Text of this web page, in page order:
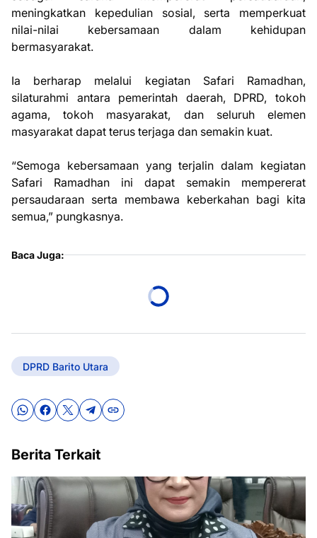
meningkatkan kepedulian sosial, serta memperkuat
nilai-nilai kebersamaan dalam kehidupan
bermasyarakat.
Ia berharap melalui kegiatan Safari Ramadhan,
silaturahmi antara pemerintah daerah, DPRD, tokoh
agama, tokoh masyarakat, dan seluruh elemen
masyarakat dapat terus terjaga dan semakin kuat.
“Semoga kebersamaan yang terjalin dalam kegiatan
Safari Ramadhan ini dapat semakin mempererat
persaudaraan serta membawa keberkahan bagi kita
semua,” pungkasnya.
Baca Juga:
DPRD Barito Utara
Berita Terkait